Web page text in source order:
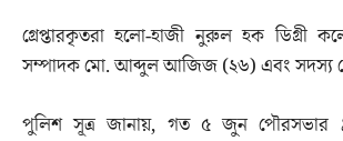
গ্রেপ্তারকৃতরা হলো-হাজী নুরুল হক ডিগ্রী
সম্পাদক মো. আব্দুল আজিজ (২৬) এবং সদস্য
পুলিশ সূত্র জানায়, গত ৫ জুন পৌরসভার